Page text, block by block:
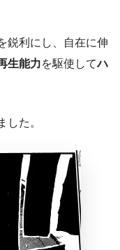
鋭利にし、自在に伸
生能力を駆使してハ
した。